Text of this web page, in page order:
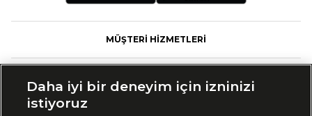
MÜŞTERİ HİZMETLERİ
Daha iyi bir deneyim için izninizi
istiyoruz